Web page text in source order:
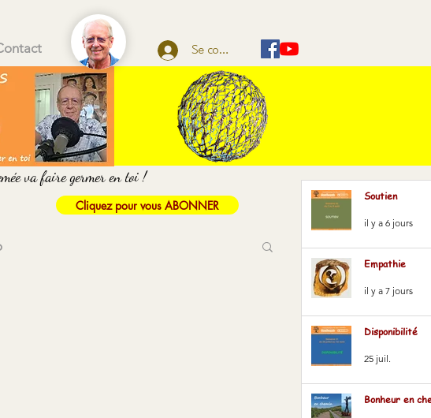
Se connecter
va faire germer en toi !
Cliquez pour vous ABONNER
Soutien
il y a 6 jours
Empathie
il y a 7 jours
Disponibilité
25 juil.
Bonheur en